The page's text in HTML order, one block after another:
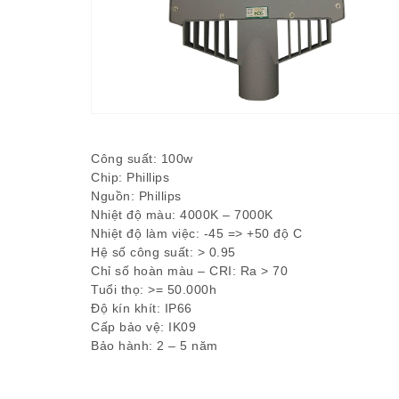
Công suất: 100w
Chip: Phillips
Nguồn: Phillips
Nhiệt độ màu: 4000K – 7000K
Nhiệt độ làm việc: -45 => +50 độ C
Hệ số công suất: > 0.95
Chỉ số hoàn màu – CRI: Ra > 70
Tuổi thọ: >= 50.000h
Độ kín khít: IP66
Cấp bảo vệ: IK09
Bảo hành: 2 – 5 năm